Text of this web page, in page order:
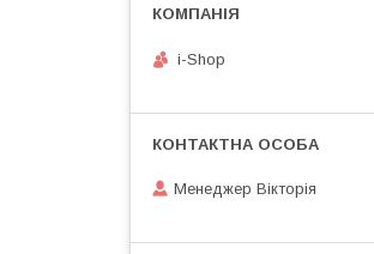
i-Shop
Менеджер Вікторія